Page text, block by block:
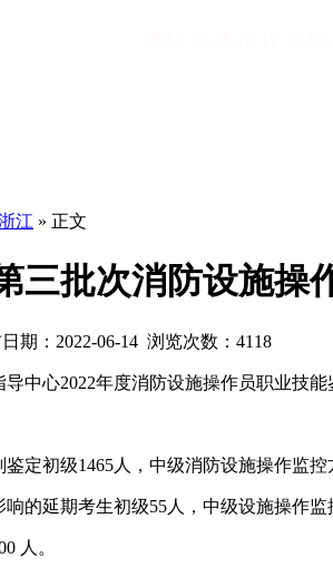
江 » 正文
三批次消防设施操
期：2022-06-14 浏览次数： 4118
中心2022年度消防设施操作员职业技
定初级1465人，中级消防设施操作监控
的延期考生初级55人，中级设施操作监
人。